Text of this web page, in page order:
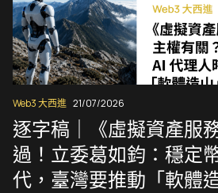
Web3 大西進 21/07/2026
逐字稿｜《虛擬資產服
過！立委葛如鈞：穩定
代，臺灣要推動「軟體